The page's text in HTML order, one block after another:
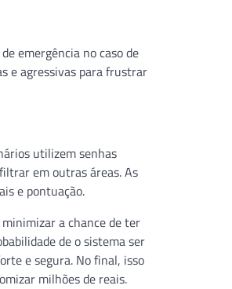
emergência no caso de
e agressivas para frustrar
utilizem senhas
em outras áreas. As
e pontuação.
a chance de ter
de o sistema ser
e segura. No final, isso
milhões de reais.